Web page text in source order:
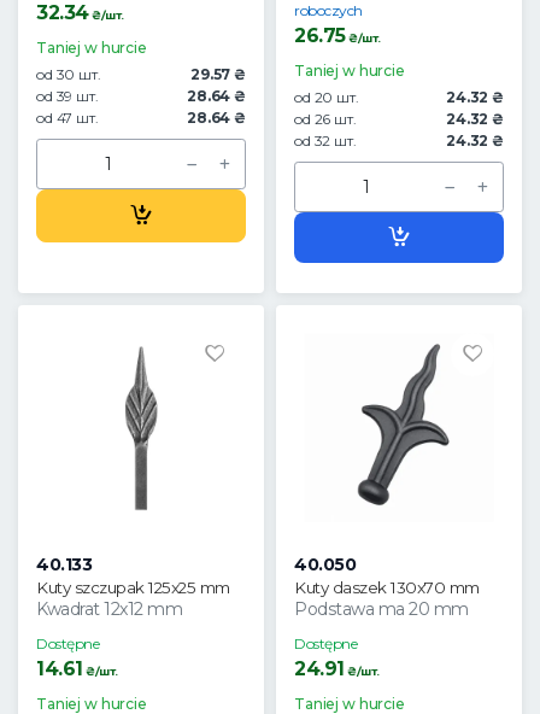
32.34₴/шт.
Taniej w hurcie
od 30 шт.
29.57 ₴
od 39 шт.
28.64 ₴
od 47 шт.
28.64 ₴
roboczych
26.75₴/шт.
Taniej w hurcie
od 20 шт.
24.32 ₴
od 26 шт.
24.32 ₴
od 32 шт.
24.32 ₴
40.133
Kuty szczupak 125x25 mm
Kwadrat 12x12 mm
Dostępne
14.61 ₴/шт.
Taniej w hurcie
40.050
Kuty daszek 130x70 mm
Podstawa ma 20 mm
Dostępne
24.91 ₴/шт.
Taniej w hurcie